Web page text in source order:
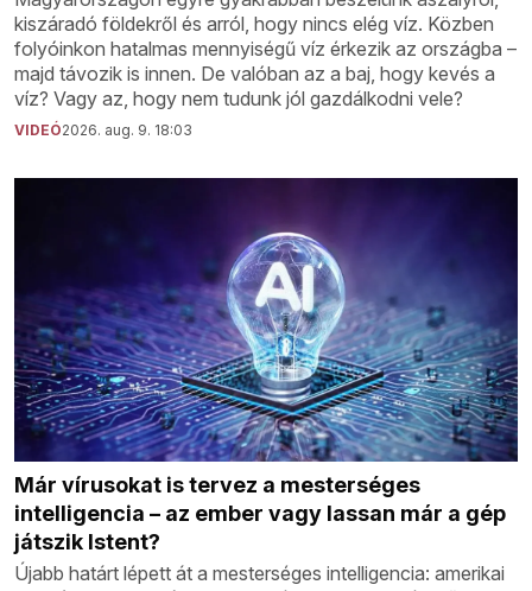
kiszáradó földekről és arról, hogy nincs elég víz. Közben
folyóinkon hatalmas mennyiségű víz érkezik az országba –
majd távozik is innen. De valóban az a baj, hogy kevés a
víz? Vagy az, hogy nem tudunk jól gazdálkodni vele?
VIDEÓ2026. aug. 9. 18:03
Már vírusokat is tervez a mesterséges
intelligencia – az ember vagy lassan már a gép
játszik Istent?
Újabb határt lépett át a mesterséges intelligencia: amerikai